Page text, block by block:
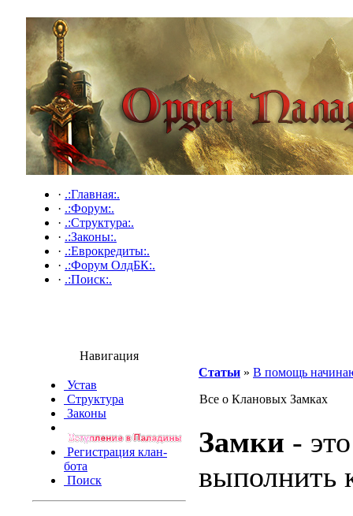
· .:Главная:.
· .:Форум:.
· .:Структура:.
· .:Законы:.
· .:Еврокредиты:.
· .:Форум ОлдБК:.
· .:Поиск:.
Навигация
Устав
Структура
Законы
Регистрация клан-
бота
Поиск
Статьи » В помощь
Все о Клановых Замках
Замки -
выполнить